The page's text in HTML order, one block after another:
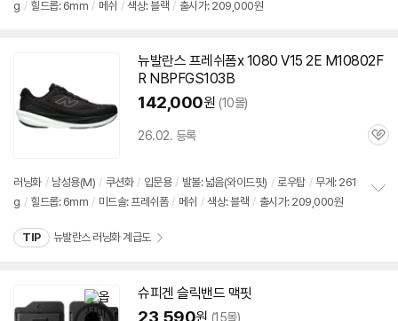
g / 힐드롭: 6mm / 메쉬 / 색상: 블랙 / 출시가: 209,000원
치
뉴발란스 프레쉬폼x 1080 V15 2E M10802F
R NBPFGS103B
142,000원 (10몰)
26.02. 등록
관
러닝화 / 남성용(M) / 쿠션화 / 입문용 / 발볼: 넓음(와이드핏) / 로우탑 / 무게: 261
g / 힐드롭: 6mm / 미드솔: 프레쉬폼 / 메쉬 / 색상: 블랙 / 출시가: 209,000원
TIP 뉴발란스 러닝화 계급도
슈피겐 슬릭밴드 맥핏
원 (15몰)